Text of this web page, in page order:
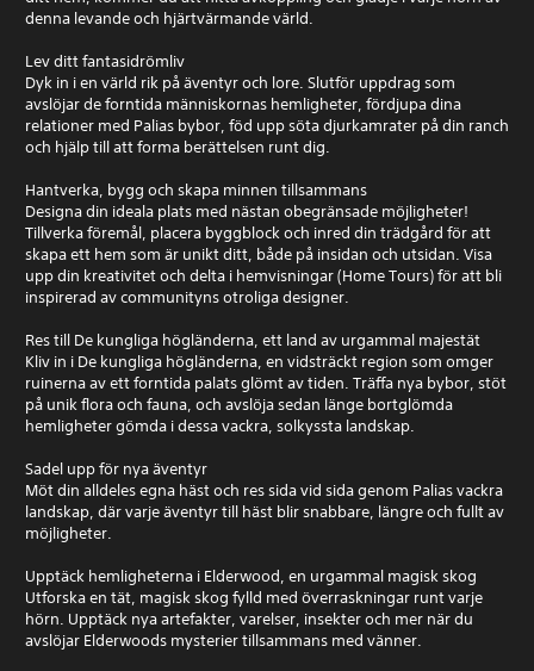
denna levande och hjärtvärmande värld.
Lev ditt fantasidrömliv
Dyk in i en värld rik på äventyr och lore. Slutför uppdrag som
avslöjar de forntida människornas hemligheter, fördjupa dina
relationer med Palias bybor, föd upp söta djurkamrater på din ranch
och hjälp till att forma berättelsen runt dig.
Hantverka, bygg och skapa minnen tillsammans
Designa din ideala plats med nästan obegränsade möjligheter!
Tillverka föremål, placera byggblock och inred din trädgård för att
skapa ett hem som är unikt ditt, både på insidan och utsidan. Visa
upp din kreativitet och delta i hemvisningar (Home Tours) för att bli
inspirerad av communityns otroliga designer.
Res till De kungliga högländerna, ett land av urgammal majestät
Kliv in i De kungliga högländerna, en vidsträckt region som omger
ruinerna av ett forntida palats glömt av tiden. Träffa nya bybor, stöt
på unik flora och fauna, och avslöja sedan länge bortglömda
hemligheter gömda i dessa vackra, solkyssta landskap.
Sadel upp för nya äventyr
Möt din alldeles egna häst och res sida vid sida genom Palias vackra
landskap, där varje äventyr till häst blir snabbare, längre och fullt av
möjligheter.
Upptäck hemligheterna i Elderwood, en urgammal magisk skog
Utforska en tät, magisk skog fylld med överraskningar runt varje
hörn. Upptäck nya artefakter, varelser, insekter och mer när du
avslöjar Elderwoods mysterier tillsammans med vänner.